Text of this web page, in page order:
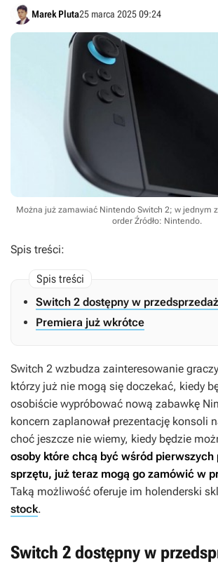
Marek Pluta25 marca 2025 09:24
Można już zamawiać Nintendo Switch 2; w jednym
order Źródło: Nintendo.
Spis treści:
Switch 2 dostępny w
Premiera już wkrótce
Switch 2 wzbudza zainteresowanie
którzy już nie mogą się doczekać, kiedy
osobiście wypróbować nową zabawkę
koncern zaplanował prezentację konsoli
choć jeszcze nie wiemy, kiedy będzie
osoby które chcą być wśród pierwszych
sprzętu, już teraz mogą go zamówić w
Taką możliwość oferuje im holenderski
stock.
Switch 2 dostępny w